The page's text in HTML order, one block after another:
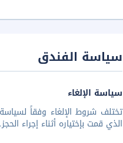
سياسة الفندق
سياسة الإلغاء
تختلف شروط الإلغاء وفقاً
الذي قمت بإختياره أثناء إجراء الحجز.